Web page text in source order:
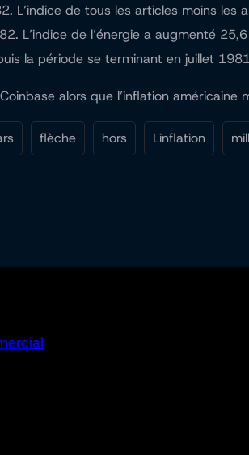
de tous les articles moins les
L’indice de l’énergie a augmenté
la période se terminant en juillet
alors que l’inflation
flèche hors Linflation